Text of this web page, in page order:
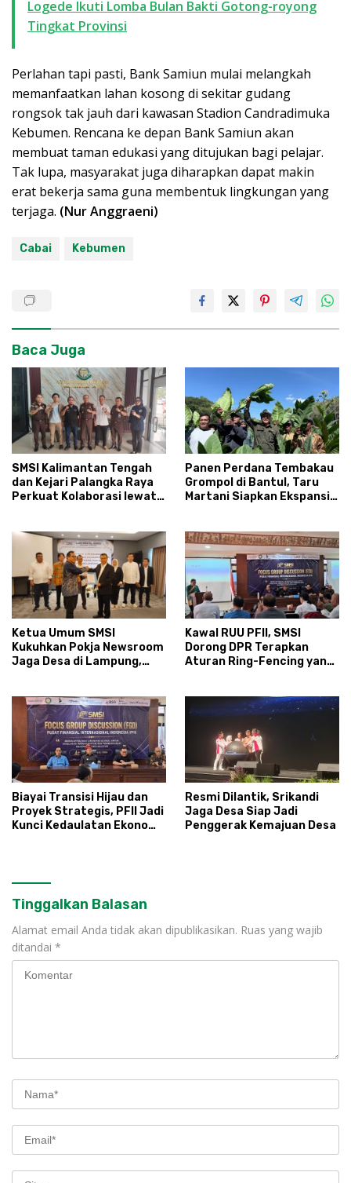
Logede Ikuti Lomba Bulan Bakti Gotong-royong
Tingkat Provinsi
Perlahan tapi pasti, Bank Samiun mulai melangkah
memanfaatkan lahan kosong di sekitar gudang
rongsok tak jauh dari kawasan Stadion Candradimuka
Kebumen. Rencana ke depan Bank Samiun akan
membuat taman edukasi yang ditujukan bagi pelajar.
Tak lupa, masyarakat juga diharapkan dapat makin
erat bekerja sama guna membentuk lingkungan yang
terjaga. (Nur Anggraeni)
Cabai Kebumen
Baca Juga
SMSI Kalimantan Tengah
dan Kejari Palangka Raya
Perkuat Kolaborasi lewat
Panen Perdana Tembakau
Grompol di Bantul, Taru
Martani Siapkan Ekspansi
Ketua Umum SMSI
Kukuhkan Pokja Newsroom
Jaga Desa di Lampung,
Kawal RUU PFII, SMSI
Dorong DPR Terapkan
Aturan Ring-Fencing yang
Biayai Transisi Hijau dan
Proyek Strategis, PFII Jadi
Kunci Kedaulatan Ekonomi
Resmi Dilantik, Srikandi
Jaga Desa Siap Jadi
Penggerak Kemajuan Desa
Tinggalkan Balasan
Alamat email Anda tidak akan dipublikasikan. Ruas yang wajib
ditandai *